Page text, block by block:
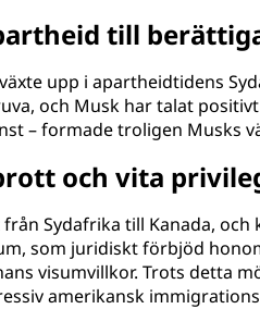
till
upp i apartheidtidens
och Musk har talat
– formade troligen Musks
och vita
Sydafrika till Kanada,
som juridiskt förbjöd
visumvillkor. Trots detta
amerikansk